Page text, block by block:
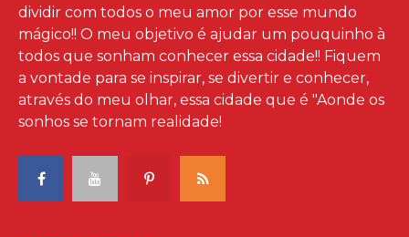
dividir com todos o meu amor por esse mundo
mágico!! O meu objetivo é ajudar um pouquinho à
todos que sonham conhecer essa cidade!! Fiquem
a vontade para se inspirar, se divertir e conhecer,
através do meu olhar, essa cidade que é "Aonde os
sonhos se tornam realidade!